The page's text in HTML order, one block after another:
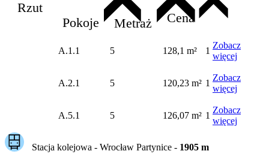
Rzut
Pokoje
Metraż Cena
A.1.1 5 128,1 m² 1
Zobacz
więcej
A.2.1 5 120,23 m² 1
Zobacz
więcej
A.5.1 5 126,07 m² 1
Zobacz
więcej
Stacja kolejowa - Wrocław Partynice- 1905m